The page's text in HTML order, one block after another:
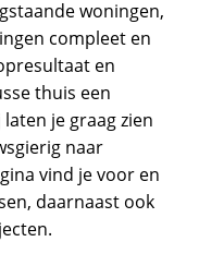
woningen,
compleet en
en
thuis een
je graag zien
naar
vind je voor en
daarnaast ook